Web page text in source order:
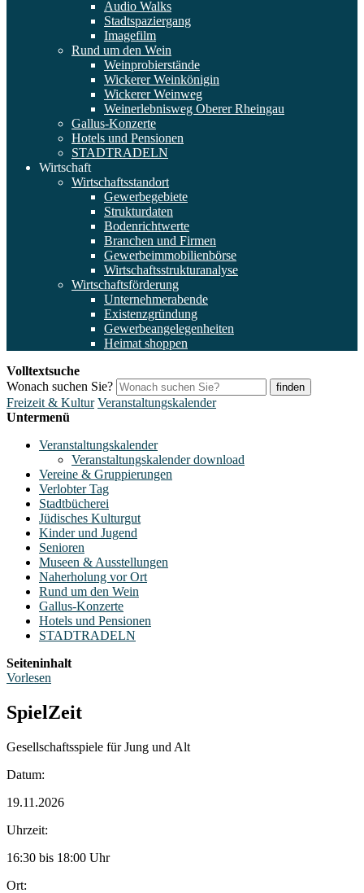
Audio Walks
Stadtspaziergang
Imagefilm
Rund um den Wein
Weinprobierstände
Wickerer Weinkönigin
Wickerer Weinweg
Weinerlebnisweg Oberer Rheingau
Gallus-Konzerte
Hotels und Pensionen
STADTRADELN
Wirtschaft
Wirtschaftsstandort
Gewerbegebiete
Strukturdaten
Bodenrichtwerte
Branchen und Firmen
Gewerbeimmobilienbörse
Wirtschaftsstrukturanalyse
Wirtschaftsförderung
Unternehmerabende
Existenzgründung
Gewerbeangelegenheiten
Heimat shoppen
Volltextsuche
Wonach suchen Sie?
finden
Freizeit & Kultur Veranstaltungskalender
Untermenü
Veranstaltungskalender
Veranstaltungskalender download
Vereine & Gruppierungen
Verlobter Tag
Stadtbücherei
Jüdisches Kulturgut
Kinder und Jugend
Senioren
Museen & Ausstellungen
Naherholung vor Ort
Rund um den Wein
Gallus-Konzerte
Hotels und Pensionen
STADTRADELN
Seiteninhalt
Vorlesen
SpielZeit
Gesellschaftsspiele für Jung und Alt
Datum:
19.11.2026
Uhrzeit:
16:30 bis 18:00 Uhr
Ort: